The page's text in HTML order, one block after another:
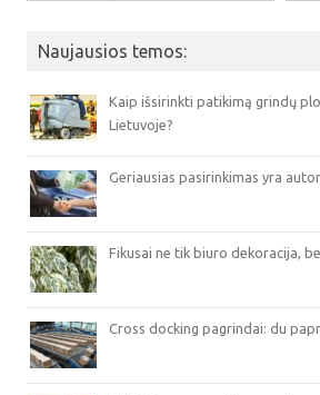
Naujausios temos:
Kaip išsirinkti patikimą grindų
Lietuvoje?
Geriausias pasirinkimas yra
Fikusai ne tik biuro dekoracija,
Cross docking pagrindai: du